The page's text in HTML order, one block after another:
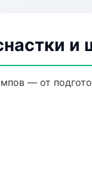
— от